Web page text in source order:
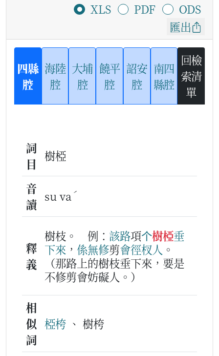
XLS
PDF
ODS
匯出
四縣
腔
海陸
腔
大埔
腔
饒平
腔
詔安
腔
南四
縣腔
回檢
索清
單
詞
目
樹椏
音
讀
su va ˊ
釋
義
樹枝。 例： 該路項个樹椏垂
下來 ， 係無修剪會徑杈人 。
（那路上的樹枝垂下來，要是
不修剪會妨礙人。）
相
似
詞
椏桍 、 樹桍